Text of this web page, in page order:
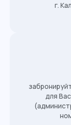
г.
для